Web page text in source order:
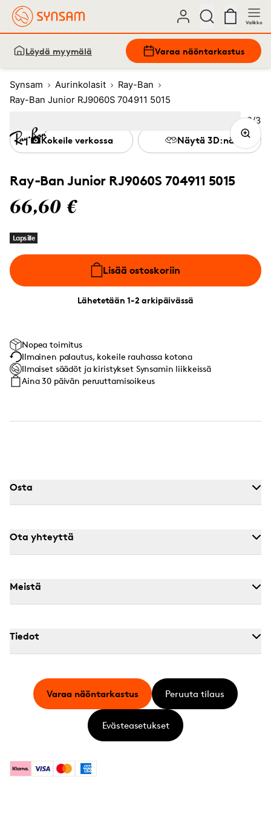
Valikko
Löydä myymälä Varaa näöntarkastus
Synsam Aurinkolasit
Ray-Ban
Ray-Ban Junior RJ9060S 704911 5015
Ray-Ban Junior RJ9060S 704911 5015
66,60 €
Lapsille
Lisää ostoskoriin
Lähetetään 1-2 arkipäivässä
Kokeile verkossa Näytä 3D:nä
Nopea toimitus
Ilmainen palautus, kokeile rauhassa kotona
Ilmaiset säädöt ja kiristykset Synsamin liikkeissä
Aina 30 päivän peruuttamisoikeus
Kuva
2/3
3
Osta
Ota yhteyttä
Meistä
Tiedot
KlarnaVisa MastercardAmerican Express
Varaa näöntarkastus Peruuta tilaus
Evästeasetukset